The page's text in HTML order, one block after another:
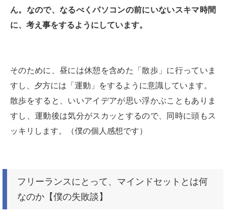
ん。なので、なるべくパソコンの前にいないスキマ時間
に、考え事をするようにしています。
そのために、昼には休憩を含めた「散歩」に行っていま
すし、夕方には「運動」をするように意識しています。
散歩をすると、いいアイデアが思い浮かぶこともありま
すし、運動後は気分がスカッとするので、同時に頭もス
ッキリします。（僕の個人感想です）
フリーランスにとって、マインドセットとは何
なのか【僕の失敗談】